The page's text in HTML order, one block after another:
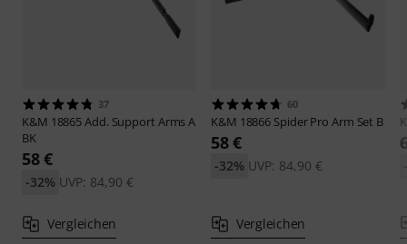
37
K&M 18865 Add. Support Arms A
BK
58 €
UVP: 84,90 €
-32%
Vergleichen
60
K&M 18866 Spider Pro Arm Set B
58 €
UVP: 84,90 €
-32%
Vergleichen